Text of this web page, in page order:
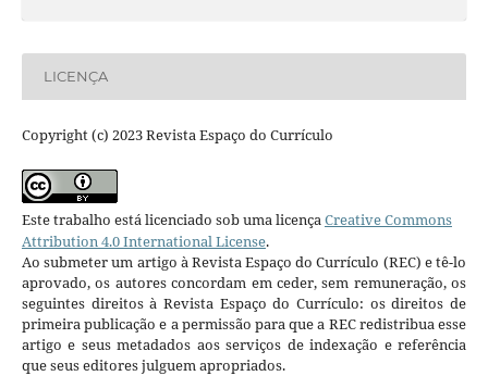
LICENÇA
Copyright (c) 2023 Revista Espaço do Currículo
Este trabalho está licenciado sob uma licençaCreative Commons
Attribution 4.0 International License.
Ao submeter um artigo à Revista Espaço do Currículo (REC) e tê-lo
aprovado, os autores concordam em ceder, sem remuneração, os
seguintes direitos à Revista Espaço do Currículo: os direitos de
primeira publicação e a permissão para que a REC redistribua esse
artigo e seus metadados aos serviços de indexação e referência
que seus editores julguem apropriados.